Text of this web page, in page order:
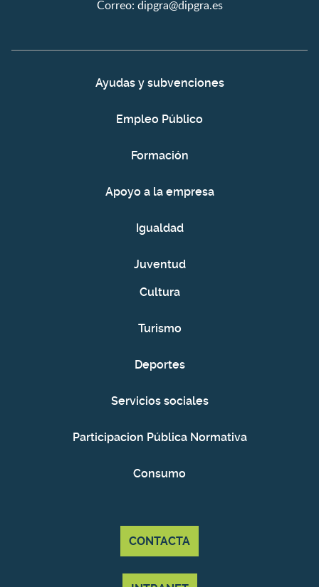
Correo: dipgra@dipgra.es
Ayudas y subvenciones
Empleo Público
Formación
Apoyo a la empresa
Igualdad
Juventud
Cultura
Turismo
Deportes
Servicios sociales
Participacion Pública Normativa
Consumo
CONTACTA